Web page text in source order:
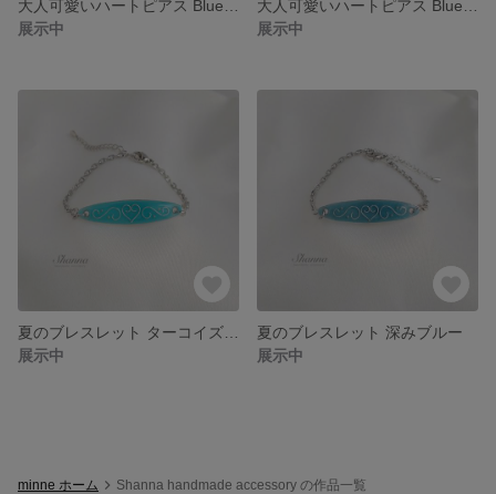
展示中
展示中
展示中
夏のブレスレット 深みブルー
展示中
minne ホーム Shanna handmade accessory の作品一覧